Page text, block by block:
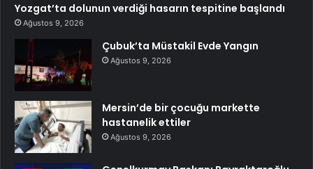
Yozgat’ta dolunun verdiği hasarın tespitine başlandı
Ağustos 9, 2026
Çubuk’ta Müstakil Evde Yangın
Ağustos 9, 2026
Mersin’de bir çocuğu markette
hastanelik ettiler
Ağustos 9, 2026